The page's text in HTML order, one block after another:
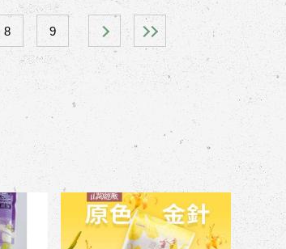
8 9